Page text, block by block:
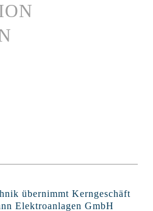
übernimmt Kerngeschäft
Elektroanlagen GmbH